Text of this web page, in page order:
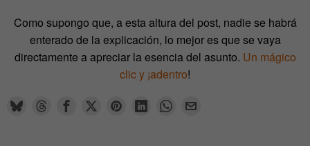
Como supongo que, a esta altura del post, nadie se habrá
enterado de la explicación, lo mejor es que se vaya
directamente a apreciar la esencia del asunto. Un mágico
clic y ¡adentro!